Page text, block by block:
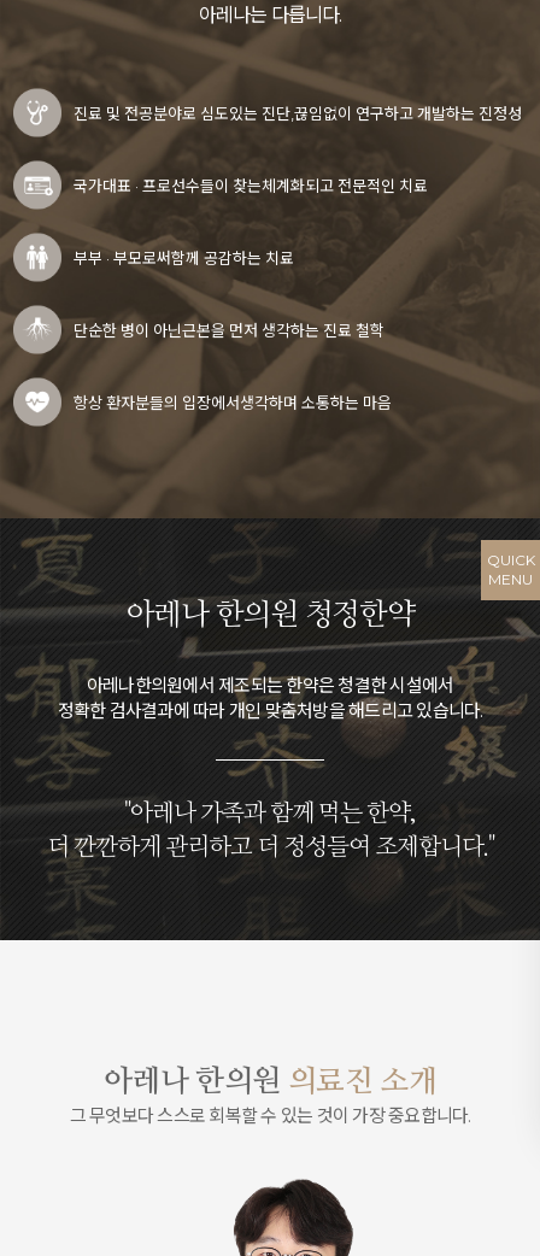
QUICK
MENU
아레나는 다릅니다.
진료 및 전공분야로 심도있는 진단,끊임없이 연구하고 개발하는 진정성
국가대표 · 프로선수들이 찾는체계화되고 전문적인 치료
부부 · 부모로써함께 공감하는 치료
단순한 병이 아닌근본을 먼저 생각하는 진료 철학
항상 환자분들의 입장에서생각하며 소통하는 마음
아레나 한의원 청정한약
아레나한의원에서 제조되는 한약은 청결한 시설에서
정확한 검사결과에 따라 개인 맞춤처방을 해드리고 있습니다.
"아레나 가족과 함께 먹는 한약,
더 깐깐하게 관리하고 더 정성들여 조제합니다."
아레나 한의원 의료진 소개
그 무엇보다 스스로 회복할 수 있는 것이 가장 중요합니다.